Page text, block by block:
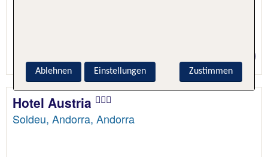
Hotel Austria
Soldeu, Andorra, Andorra
Zustimmen
Ablehnen Einstellungen